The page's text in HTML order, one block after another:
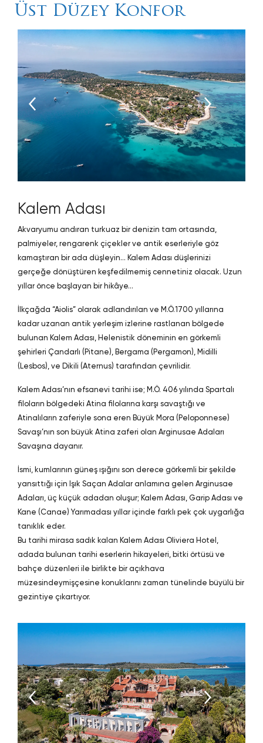
Üst Düzey Konfor
Kalem Adası
Akvaryumu andıran turkuaz bir denizin tam ortasında,
palmiyeler, rengarenk çiçekler ve antik eserleriyle göz
kamaştıran bir ada düşleyin… Kalem Adası düşlerinizi
gerçeğe dönüştüren keşfedilmemiş cennetiniz olacak. Uzun
yıllar önce başlayan bir hikâye…
İlkçağda “Aiolis” olarak adlandırılan ve M.Ö.1700 yıllarına
kadar uzanan antik yerleşim izlerine rastlanan bölgede
bulunan Kalem Adası, Helenistik döneminin en görkemli
şehirleri Çandarlı (Pitane), Bergama (Pergamon), Midilli
(Lesbos), ve Dikili (Aternus) tarafından çevrilidir.
Kalem Adası’nın efsanevi tarihi ise; M.Ö. 406 yılında Spartalı
filoların bölgedeki Atina filolarına karşı savaştığı ve
Atinalıların zaferiyle sona eren Büyük Mora (Peloponnese)
Savaşı’nın son büyük Atina zaferi olan Arginusae Adaları
Savaşına dayanır.
İsmi, kumlarının güneş ışığını son derece görkemli bir şekilde
yansıttığı için Işık Saçan Adalar anlamına gelen Arginusae
Adaları, üç küçük adadan oluşur; Kalem Adası, Garip Adası ve
Kane (Canae) Yarımadası yıllar içinde farklı pek çok uygarlığa
tanıklık eder.
Bu tarihi mirasa sadık kalan Kalem Adası Oliviera Hotel,
adada bulunan tarihi eserlerin hikayeleri, bitki örtüsü ve
bahçe düzenleri ile birlikte bir açıkhava
müzesindeymişçesine konuklarını zaman tünelinde büyülü bir
gezintiye çıkartıyor.